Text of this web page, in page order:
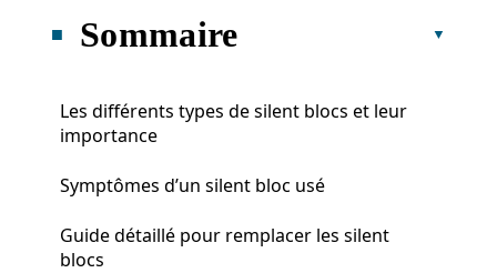
Sommaire
Les différents types de silent blocs et leur
importance
Symptômes d’un silent bloc usé
Guide détaillé pour remplacer les silent
blocs